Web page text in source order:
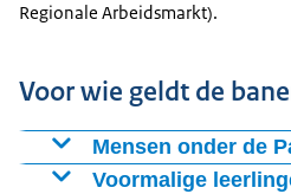
Regionale Arbeidsmarkt).
Voor wie geldt de
Mensen onder de
Mensen die niet
Voormalige